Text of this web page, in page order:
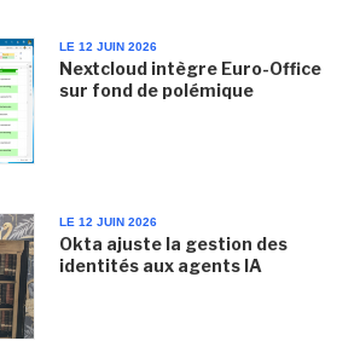
LE 12 JUIN 2026
Nextcloud intègre Euro-Office
sur fond de polémique
LE 12 JUIN 2026
Okta ajuste la gestion des
identités aux agents IA